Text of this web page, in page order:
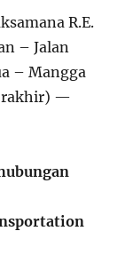
R.E.
– Jalan
– Mangga
—